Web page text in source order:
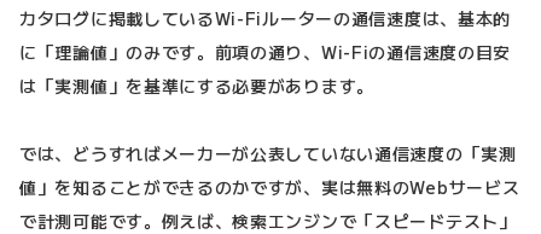
カタログに掲載しているWi-Fiルーターの通信速度は、基本的
に「理論値」のみです。前項の通り、Wi-Fiの通信速度の目安
は「実測値」を基準にする必要があります。
では、どうすればメーカーが公表していない通信速度の「実測
値」を知ることができるのかですが、実は無料のWebサービス
で計測可能です。例えば、検索エンジンで「スピードテスト」